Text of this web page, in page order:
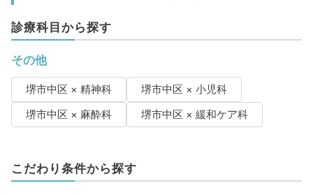
診療科目から探す
その他
堺市中区 × 精神科
堺市中区 × 小児科
堺市中区 × 麻酔科
堺市中区 × 緩和ケア科
こだわり条件から探す